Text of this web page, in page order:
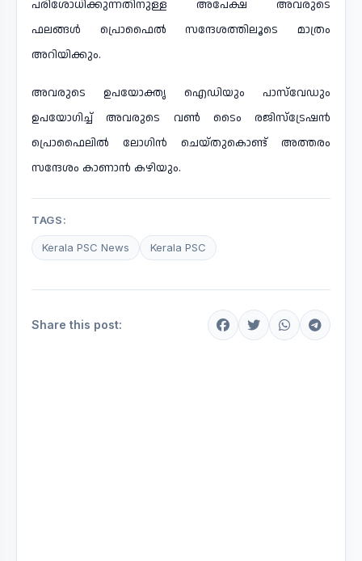
പരിശോധിക്കുന്നതിനുള്ള അപേക്ഷ അവരുടെ
ഫലങ്ങൾ പ്രൊഫൈൽ സന്ദേശത്തിലൂടെ മാത്രം
അറിയിക്കും.
അവരുടെ ഉപയോക്തൃ ഐഡിയും പാസ്‌വേഡും
ഉപയോഗിച്ച് അവരുടെ വൺ ടൈം രജിസ്ട്രേഷൻ
പ്രൊഫൈലിൽ ലോഗിൻ ചെയ്തുകൊണ്ട് അത്തരം
സന്ദേശം കാണാൻ കഴിയും.
TAGS:
Kerala PSC News Kerala PSC
Share this post: